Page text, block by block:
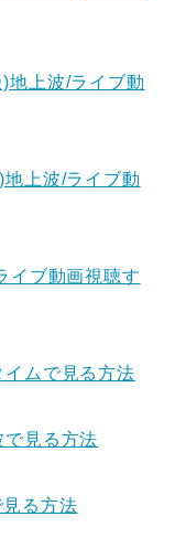
地上波/ライブ動
地上波/ライブ動
イブ動画視聴す
イムで見る方法
で見る方法
る方法